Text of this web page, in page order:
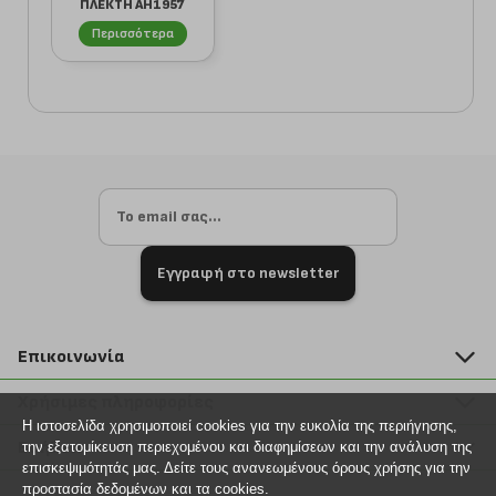
ΠΛΕΚΤΗ AH1957
166 ΣΚΟΥΡΟ ΜΠΛΕ
Περισσότερα
Εγγραφή στο newsletter
Επικοινωνία
211 2000 700
info@plus4u.gr
Η εταιρία
Σημεία παραλαβής
Βοήθεια
Εξέλιξη παραγγελίας
Η ιστοσελίδα χρησιμοποιεί cookies για την ευκολία της περιήγησης,
την εξατομίκευση περιεχομένου και διαφημίσεων και την ανάλυση της
επισκεψιμότητάς μας. Δείτε τους ανανεωμένους όρους χρήσης για την
προστασία δεδομένων και τα cookies.